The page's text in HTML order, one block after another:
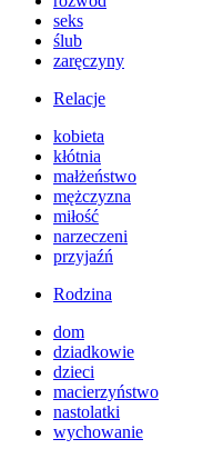
seks
ślub
zaręczyny
Relacje
kobieta
kłótnia
małżeństwo
mężczyzna
miłość
narzeczeni
przyjaźń
Rodzina
dom
dziadkowie
dzieci
macierzyństwo
nastolatki
wychowanie